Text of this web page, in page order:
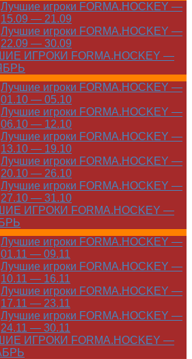
Лучшие игроки FORMA.HOCKEY —
15.09 — 21.09
Лучшие игроки FORMA.HOCKEY —
22.09 — 30.09
ИГРОКИ FORMA.HOCKEY —
Лучшие игроки FORMA.HOCKEY —
01.10 — 05.10
Лучшие игроки FORMA.HOCKEY —
06.10 — 12.10
Лучшие игроки FORMA.HOCKEY —
13.10 — 19.10
Лучшие игроки FORMA.HOCKEY —
20.10 — 26.10
Лучшие игроки FORMA.HOCKEY —
27.10 — 31.10
ИГРОКИ FORMA.HOCKEY —
Лучшие игроки FORMA.HOCKEY —
01.11 — 09.11
Лучшие игроки FORMA.HOCKEY —
10.11 — 16.11
Лучшие игроки FORMA.HOCKEY —
17.11 — 23.11
Лучшие игроки FORMA.HOCKEY —
24.11 — 30.11
ИГРОКИ FORMA.HOCKEY —